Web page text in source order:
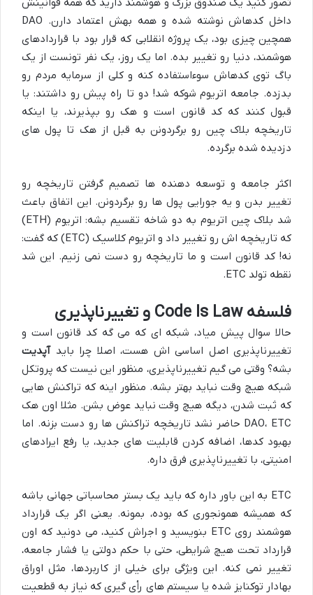
تصور کنید یک صندوق بزرگ و هوشمند دارید که همه قوانینش
داخل کدهاش نوشته شده و همه بهش اعتماد دارن. DAO
همچین چیزی بود، یک پروژه انقلابی که قرار بود با قراردادهای
هوشمند، دنیا رو تغییر بده. اما یک روز، یک نفر تونست از یک
باگ توی کدهاش سوءاستفاده کنه و کلی از سرمایه مردم رو
بدزده. جامعه اتریوم شوکه شد! دو تا راه پیش رو داشتند: یا
قبول کنند که کد قانون است و هک رو بپذیرند، یا اینکه
تاریخچه بلاک چین رو برگردونن به قبل از هک تا پول های
دزدیده شده برگرده.
اکثر جامعه و توسعه دهنده ها تصمیم گرفتن تاریخچه رو
تغییر بدن و یه جورایی پول ها رو برگردونن. این اتفاق باعث
شد بلاک چین اتریوم به دو شاخه تقسیم بشه: اتریوم (ETH)
که تاریخچه اش رو تغییر داد و اتریوم کلاسیک (ETC) که گفت:
نه! کد قانون است و ما تاریخچه رو دست نمی زنیم. این شد
نقطه تولد ETC.
فلسفه Code Is Law و تغییرناپذیری
حالا سوال پیش میاد، شبکه ای که می گه کد قانون است و
تغییرناپذیری اصل اساسی اش هست، اصلا چرا بایدآپدیت
بشه؟ وقتی می گیم تغییرناپذیری، منظور این نیست که پروتکل
شبکه هیچ وقت نباید بهتر بشه. منظور اینه که تراکنش هایی
که ثبت شدن، دیگه هیچ وقت نباید عوض بشن. مثلا اون هک
DAO، ETC حاضر نشد تاریخچه تراکنش ها رو دست بزنه. اما
بهبود کدها، اضافه کردن قابلیت های جدید، یا رفع ایرادهای
امنیتی، با تغییرناپذیری فرق داره.
ETC به این باور داره که باید یک بستر محاسباتی جهانی باشه
که همیشه همونجوری که بوده، بمونه. یعنی اگر یک قرارداد
هوشمند روی ETC بنویسید و اجراش کنید، می دونید که اون
قرارداد تحت هیچ شرایطی، حتی با حکم دولتی یا فشار جامعه،
تغییر نمی کنه. این ویژگی برای خیلی از کاربردها، مثل اوراق
بهادار توکنایز شده یا سیستم های رأی گیری که نیاز به قطعیت